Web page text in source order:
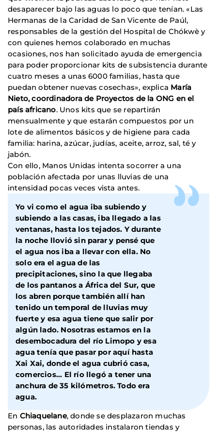
desaparecer bajo las aguas lo poco que tenían. «Las
Hermanas de la Caridad de San Vicente de Paúl,
responsables de la gestión del Hospital de Chókwè y
con quienes hemos colaborado en muchas
ocasiones, nos han solicitado ayuda de emergencia
para poder proporcionar kits de subsistencia durante
cuatro meses a unas 6000 familias, hasta que
puedan obtener nuevas cosechas», explica María
Nieto, coordinadora de Proyectos de la ONG en el
país africano. Unos kits que se repartirán
mensualmente y que estarán compuestos por un
lote de alimentos básicos y de higiene para cada
familia: harina, azúcar, judías, aceite, arroz, sal, té y
jabón.
Con ello, Manos Unidas intenta socorrer a una
población afectada por unas lluvias de una
intensidad pocas veces vista antes.
Yo vi como el agua iba subiendo y
subiendo a las casas, iba llegado a las
ventanas, hasta los tejados. Y durante
la noche llovió sin parar y pensé que
el agua nos iba a llevar con ella. No
solo era el agua de las
precipitaciones, sino la que llegaba
de los pantanos a África del Sur, que
los abren porque también allí han
tenido un temporal de lluvias muy
fuerte y esa agua tiene que salir por
algún lado. Nosotras estamos en la
desembocadura del río Limopo y esa
agua tenía que pasar por aquí hasta
Xai Xai, donde el agua cubrió casa,
comercios... El río llegó a tener una
anchura de 35 kilómetros. Todo era
agua.
En Chiaquelane, donde se desplazaron muchas
personas, las autoridades instalaron tiendas y